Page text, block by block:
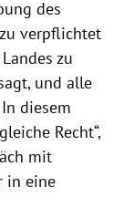
des
verpflichtet
zu
und alle
diesem
Recht“,
mit
in eine